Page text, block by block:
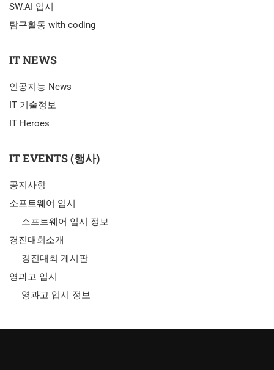
SW.AI 입시
탐구활동 with coding
IT NEWS
인공지능 News
IT 기술정보
IT Heroes
IT EVENTS (행사)
공지사항
소프트웨어 입시
소프트웨어 입시 정보
경진대회소개
경진대회 게시판
영과고 입시
영과고 입시 정보